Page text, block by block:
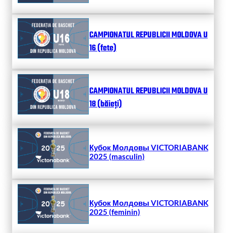
CAMPIONATUL REPUBLICII MOLDOVA U
16 (fete)
CAMPIONATUL REPUBLICII MOLDOVA U
18 (băieți)
Кубок Молдовы VICTORIABANK
2025 (masculin)
Кубок Молдовы VICTORIABANK
2025 (feminin)